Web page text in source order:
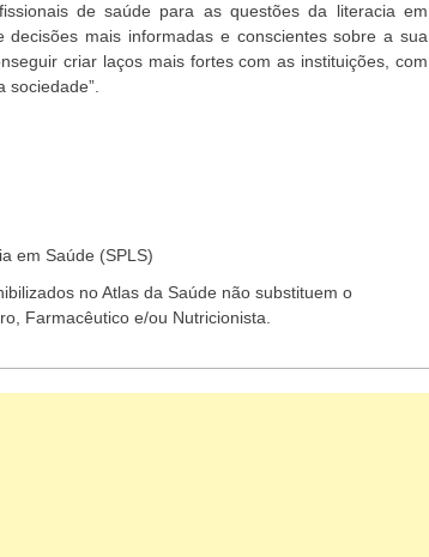
de saúde para as questões da literacia em
mais informadas e conscientes sobre a sua
criar laços mais fortes com as instituições, com
em Saúde (SPLS)
no Atlas da Saúde não substituem o
Farmacêutico e/ou Nutricionista.